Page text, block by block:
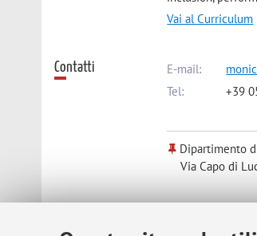
Vai al Curriculum
Contatti E-mail:
Tel:
+39
Dipartimento
Via Capo di